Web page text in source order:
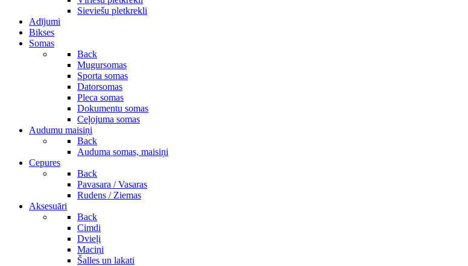
Sieviešu pletkrekli
Adījumi
Bikses
Somas
Back
Mugursomas
Sporta somas
Datorsomas
Pleca somas
Dokumentu somas
Ceļojuma somas
Audumu maisiņi
Back
Auduma somas, maisiņi
Cepures
Back
Pavasara / Vasaras
Rudens / Ziemas
Aksesuāri
Back
Cimdi
Dvieļi
Maciņi
Šalles un lakati